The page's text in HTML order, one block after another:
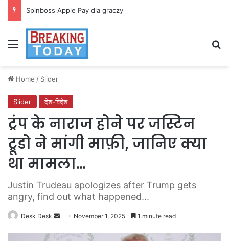
Spinboss Apple Pay dla graczy na iPhone
Menu
Home / Slider
Slider देश-विदेश
ट्रंप के नाराज होने पर जस्टिन
ट्रूडो ने मांगी माफ़ी, जानिए क्या
था मामला…
Justin Trudeau apologizes after Trump gets
angry, find out what happened...
Desk Desk
Send November 1, 2025 1 minute read